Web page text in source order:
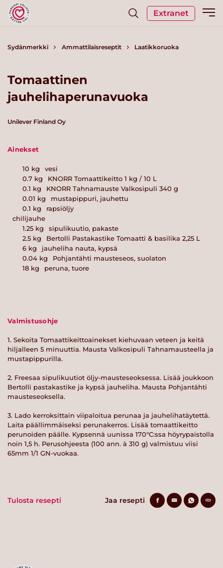
Extranet
Sydänmerkki Ammattilaisreseptit Laatikkoruoka
Tomaattinen
jauhelihaperunavuoka
Unilever Finland Oy
Ainekset
10 kg
vesi
0.7 kg
KNORR Tomaattikeitto 1 kg / 10 L
0.1 kg
KNORR Tahnamauste Valkosipuli 340 g
0.01 kg
mustapippuri, jauhettu
0.1 kg
rapsiöljy
chilijauhe
1.25 kg
sipulikuutio, pakaste
2.5 kg
Bertolli Pastakastike Tomaatti & basilika 2,25 L
6 kg
jauheliha nauta, kypsä
0.04 kg
Pohjantähti mausteseos, suolaton
18 kg peruna, tuore
Valmistusohje
1. Sekoita Tomaattikeittoainekset kiehuvaan veteen ja keitä
hiljalleen 5 minuuttia. Mausta Valkosipuli Tahnamausteella ja
mustapippurilla.
2. Freesaa sipulikuutiot öljy-mausteseoksessa. Lisää joukkoon
Bertolli pastakastike ja kypsä jauheliha. Mausta Pohjantähti
mausteseoksella.
3. Lado kerroksittain viipaloitua perunaa ja jauhelihatäytettä.
Laita päällimmäiseksi perunakerros. Lisää tomaattikeitto
perunoiden päälle. Kypsennä uunissa 170°C:ssa höyrypaistolla
noin 1,5 h. Perusohjeesta (100 ann. à 310 g) valmistuu viisi
65mm 1/1 GN-vuokaa.
Tulosta resepti Jaa resepti